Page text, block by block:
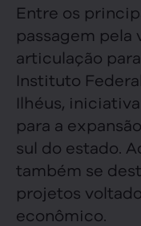
Entre os
passagem pela
articulação
Instituto
Ilhéus,
para a
sul do estado.
também se
projetos
econômico.